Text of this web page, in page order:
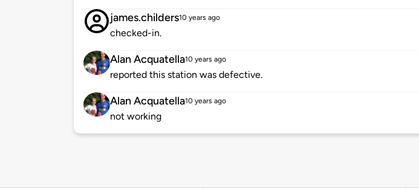
james.childers10 years ago
checked-in.
Alan Acquatella10 years ago
reported this station was defective.
Alan Acquatella10 years ago
not working